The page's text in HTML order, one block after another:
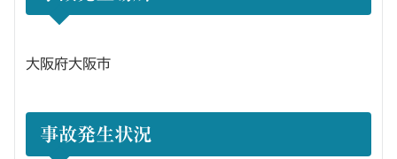
大阪府大阪市
事故発生状況